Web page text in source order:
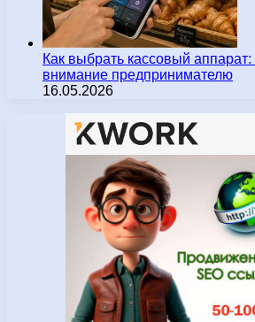
Как выбрать кассовый аппарат:
внимание предпринимателю
16.05.2026